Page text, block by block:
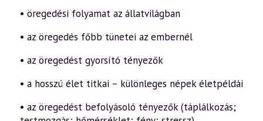
• öregedési folyamat az állatvilágban
• az öregedés főbb tünetei az embernél
• az öregedést gyorsító tényezők
• a hosszú élet titkai – különleges népek életpéldái
• az öregedést befolyásoló tényezők (táplálkozás;